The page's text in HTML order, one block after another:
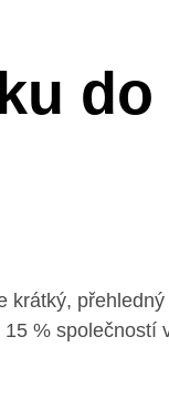
do
krátký,
% společností